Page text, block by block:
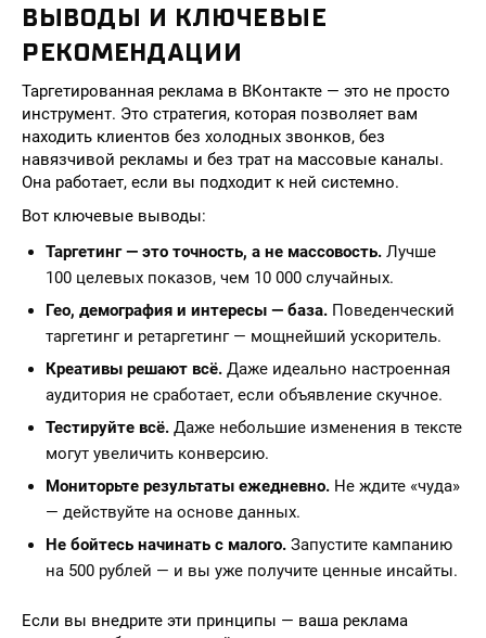
ВЫВОДЫ И КЛЮЧЕВЫЕ
РЕКОМЕНДАЦИИ
Таргетированная реклама в ВКонтакте — это не просто
инструмент. Это стратегия, которая позволяет вам
находить клиентов без холодных звонков, без
навязчивой рекламы и без трат на массовые каналы.
Она работает, если вы подходит к ней системно.
Вот ключевые выводы:
Таргетинг — это точность, а не массовость. Лучше
100 целевых показов, чем 10 000 случайных.
Гео, демография и интересы — база. Поведенческий
таргетинг и ретаргетинг — мощнейший ускоритель.
Креативы решают всё. Даже идеально настроенная
аудитория не сработает, если объявление скучное.
Тестируйте всё. Даже небольшие изменения в тексте
могут увеличить конверсию.
Мониторьте результаты ежедневно. Не ждите «чуда»
— действуйте на основе данных.
Не бойтесь начинать с малого. Запустите кампанию
на 500 рублей — и вы уже получите ценные инсайты.
Если вы внедрите эти принципы — ваша реклама